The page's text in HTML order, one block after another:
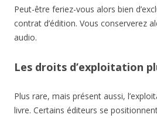
Peut-être feriez-vous alors bien
contrat d’édition. Vous conserverez
audio.
Les droits d’exploitation
Plus rare, mais présent aussi,
livre. Certains éditeurs se